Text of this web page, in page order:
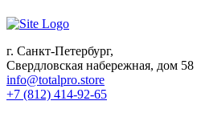
г. Санкт-Петербург,
Свердловская набережная, дом 58
info@totalpro.store
+7 (812) 414-92-65